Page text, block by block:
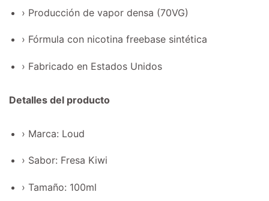
› Producción de vapor densa (70VG)
› Fórmula con nicotina freebase sintética
› Fabricado en Estados Unidos
Detalles del producto
› Marca: Loud
› Sabor: Fresa Kiwi
› Tamaño: 100ml